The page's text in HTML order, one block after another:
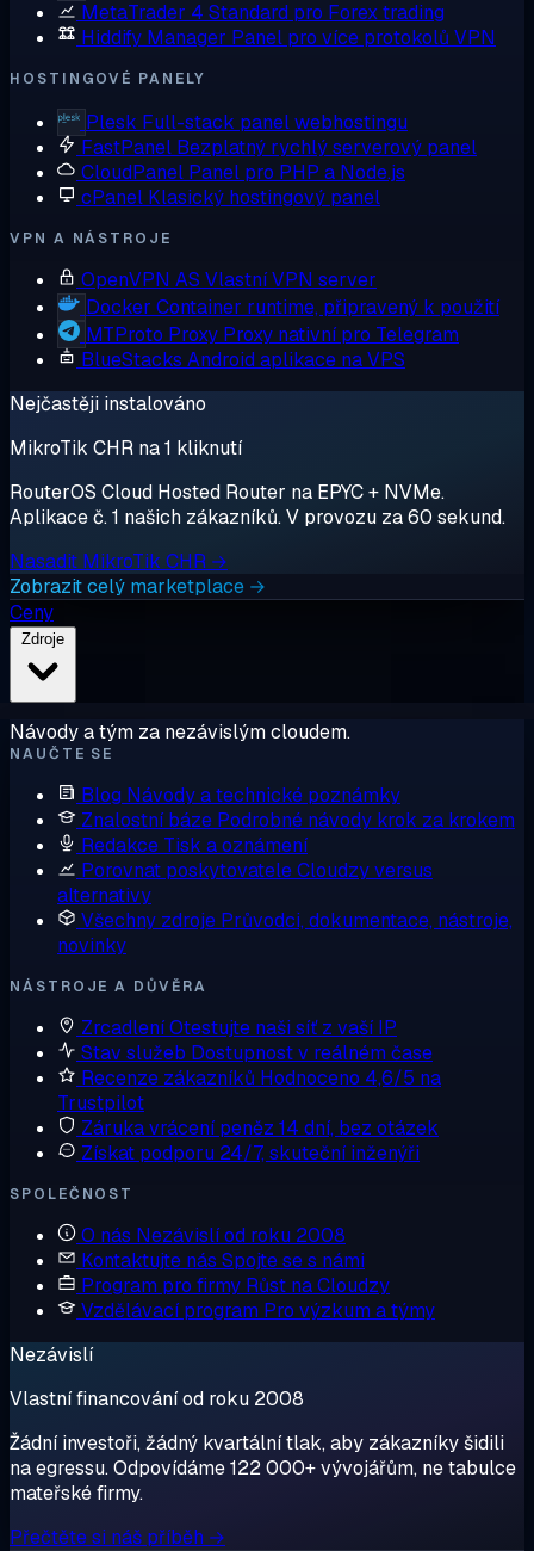
MetaTrader 4 Standard pro Forex trading
Hiddify Manager Panel pro více protokolů VPN
HOSTINGOVÉ PANELY
Plesk Full-stack panel webhostingu
FastPanel Bezplatný rychlý serverový panel
CloudPanel Panel pro PHP a Node.js
cPanel Klasický hostingový panel
VPN A NÁSTROJE
OpenVPN AS Vlastní VPN server
Docker Container runtime, připravený k použití
MTProto Proxy Proxy nativní pro Telegram
BlueStacks Android aplikace na VPS
Nejčastěji instalováno
MikroTik CHR na 1 kliknutí
RouterOS Cloud Hosted Router na EPYC + NVMe.
Aplikace č. 1 našich zákazníků. V provozu za 60 sekund.
Nasadit MikroTik CHR →
Zobrazit celý marketplace →
Ceny
Návody a tým za nezávislým cloudem.
NAUČTE SE
Blog Návody a technické poznámky
Znalostní báze Podrobné návody krok za krokem
Redakce Tisk a oznámení
Porovnat poskytovateleCloudzy versus
alternativy
Všechny zdroje Průvodci, dokumentace, nástroje,
novinky
NÁSTROJE A DŮVĚRA
ZrcadleníOtestujte naši síť z vaší IP
Stav služeb Dostupnost v reálném čase
Recenze zákazníků Hodnoceno 4,6/5 na
Trustpilot
Záruka vrácení peněz 14 dní, bez otázek
Získat podporu 24/7, skuteční inženýři
SPOLEČNOST
O nás Nezávislí od roku 2008
Kontaktujte nás Spojte se s námi
Program pro firmy Růst na Cloudzy
Vzdělávací program Pro výzkum a týmy
Nezávislí
Vlastní financování od roku 2008
Žádní investoři, žádný kvartální tlak, aby zákazníky šidili
na egressu. Odpovídáme 122 000+ vývojářům, ne tabulce
mateřské firmy.
Přečtěte si náš příběh →